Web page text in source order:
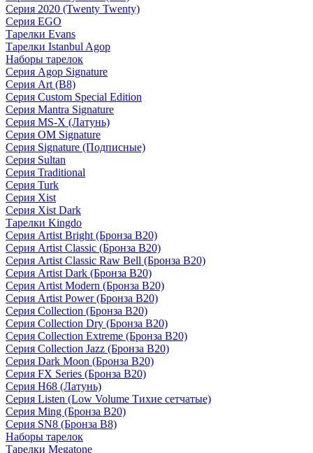
Серия 2020 (Twenty Twenty)
Серия EGO
Тарелки Evans
Тарелки Istanbul Agop
Наборы тарелок
Серия Agop Signature
Серия Art (B8)
Серия Custom Special Edition
Серия Mantra Signature
Серия MS-X (Латунь)
Серия OM Signature
Серия Signature (Подписные)
Серия Sultan
Серия Traditional
Серия Turk
Серия Xist
Серия Xist Dark
Тарелки Kingdo
Серия Artist Bright (Бронза B20)
Серия Artist Classic (Бронза B20)
Серия Artist Classic Raw Bell (Бронза B20)
Серия Artist Dark (Бронза B20)
Серия Artist Modern (Бронза B20)
Серия Artist Power (Бронза B20)
Серия Collection (Бронза B20)
Серия Collection Dry (Бронза B20)
Серия Collection Extreme (Бронза B20)
Серия Collection Jazz (Бронза B20)
Серия Dark Moon (Бронза B20)
Серия FX Series (Бронза B20)
Серия H68 (Латунь)
Серия Listen (Low Volume Тихие сетчатые)
Серия Ming (Бронза B20)
Серия SN8 (Бронза B8)
Наборы тарелок
Тарелки Megatone